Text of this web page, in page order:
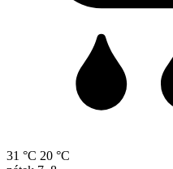
31 °C 20 °C